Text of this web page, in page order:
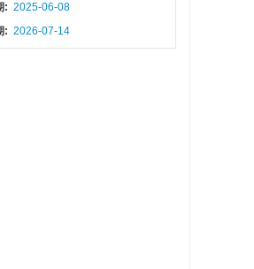
: 2025-06-08
: 2026-07-14